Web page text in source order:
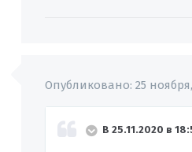
Опубликовано:25
В 25.11.2020 в